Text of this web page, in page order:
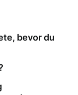
bevor du